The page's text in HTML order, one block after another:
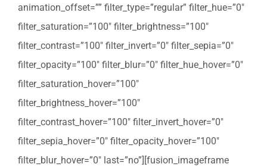
animation_offset=”” filter_type=”regular” filter_hue=”0″
filter_saturation=”100″ filter_brightness=”100″
filter_contrast=”100″ filter_invert=”0″ filter_sepia=”0″
filter_opacity=”100″ filter_blur=”0″ filter_hue_hover=”0″
filter_saturation_hover=”100″
filter_brightness_hover=”100″
filter_contrast_hover=”100″ filter_invert_hover=”0″
filter_sepia_hover=”0″ filter_opacity_hover=”100″
filter_blur_hover=”0″ last=”no”][fusion_imageframe